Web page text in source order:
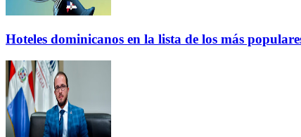
Hoteles dominicanos en la lista de los más